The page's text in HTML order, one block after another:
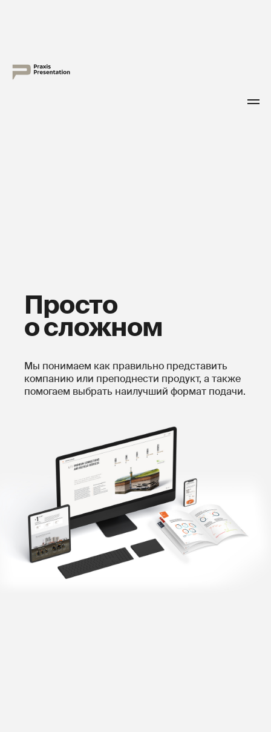
Просто
о сложном
Мы понимаем как правильно представить
компанию или преподнести продукт, а также
помогаем выбрать наилучший формат подачи.